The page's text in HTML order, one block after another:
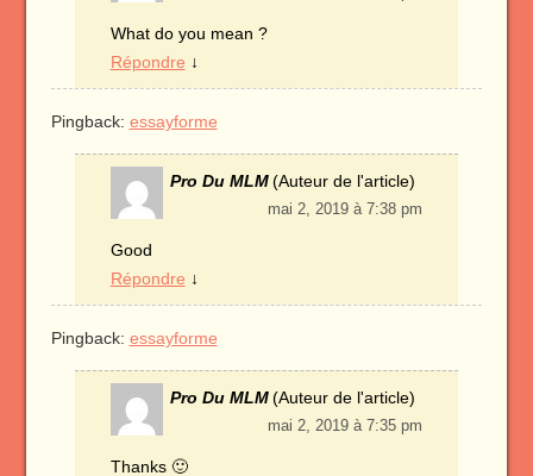
What do you mean ?
Répondre ↓
Pingback: essayforme
Pro Du MLM (Auteur de l'article)
mai 2, 2019 à 7:38 pm
Good
Répondre ↓
Pingback: essayforme
Pro Du MLM (Auteur de l'article)
mai 2, 2019 à 7:35 pm
Thanks 🙂